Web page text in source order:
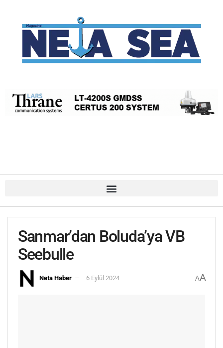
Sanmar’dan Boluda’ya VB
Seebulle
Neta Haber 6 Eylül 2024 AA